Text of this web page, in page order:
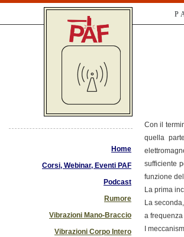
Home
Corsi, Webinar, Eventi PAF
Podcast
Rumore
Vibrazioni Mano-Braccio
Vibrazioni Corpo Intero
Con il
quella
sufficiente
funzione
La prima
La
a
I